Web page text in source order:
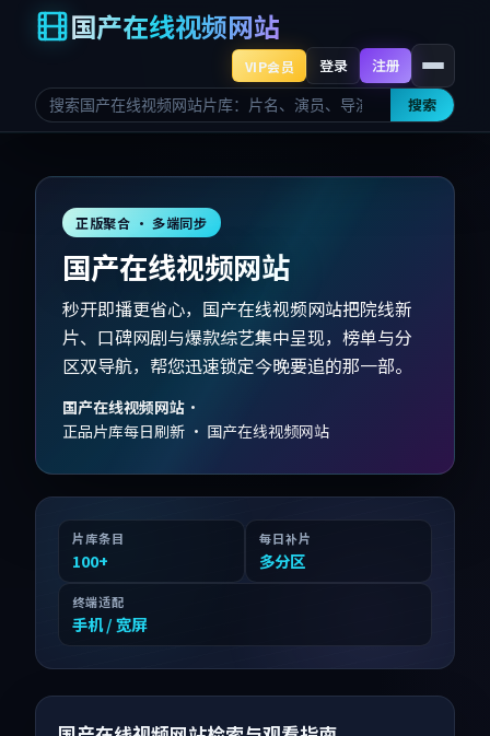
国产在线视频网站
搜索
VIP会员 登录 注册
正版聚合 · 多端同步
国产在线视频网站
秒开即播更省心，国产在线视频网站把院线新
片、口碑网剧与爆款综艺集中呈现，榜单与分
区双导航，帮您迅速锁定今晚要追的那一部。
国产在线视频网站 ·
正品片库每日刷新 · 国产在线视频网站
片库条目
100+
每日补片
多分区
终端适配
手机 / 宽屏